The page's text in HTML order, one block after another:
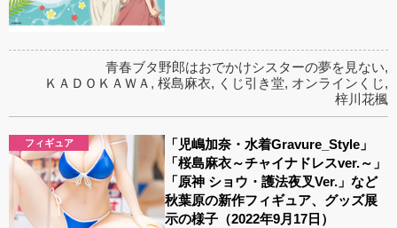
青春ブタ野郎はおでかけシスターの夢を見ない,
ＫＡＤＯＫＡＷＡ , 桜島麻衣, くじ引き堂, オンラインくじ,
梓川花楓
フィギュア
「児嶋加奈・水着Gravure_Style」
「桜島麻衣～チャイナドレスver.～」
「原神 ショウ・護法夜叉Ver.」など
秋葉原の新作フィギュア、グッズ展
示の様子（2022年9月17日）